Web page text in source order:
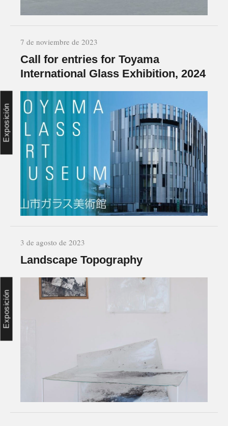
7 de noviembre de 2023
Call for entries for Toyama
International Glass Exhibition, 2024
Exposición
3 de agosto de 2023
Landscape Topography
Exposición